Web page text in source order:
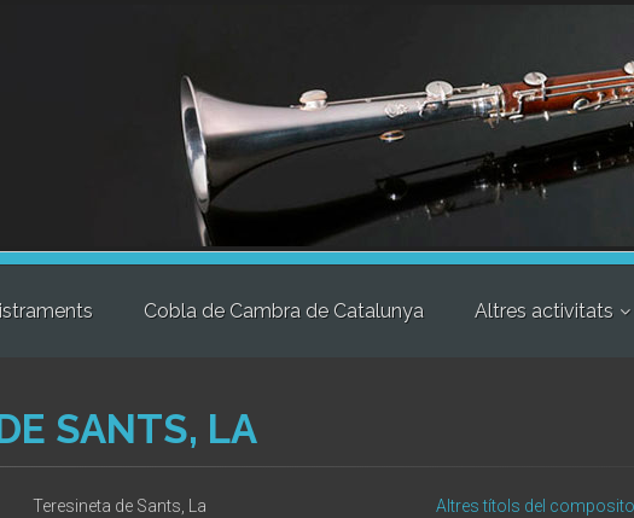
Cobla de Cambra de Catalunya Altres activitats
SANTS, LA
Teresineta de Sants, La Altres títols del